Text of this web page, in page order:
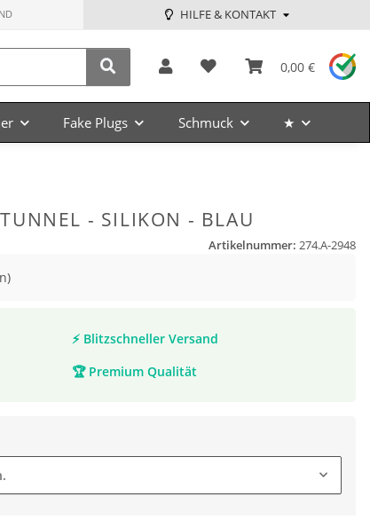
HILFE & KONTAKT
0,00 €
Fake Plugs Schmuck ★
- SILIKON - BLAU
Artikelnummer: 274.A-2948
⚡ Blitzschneller Versand
🏆 Premium Qualität